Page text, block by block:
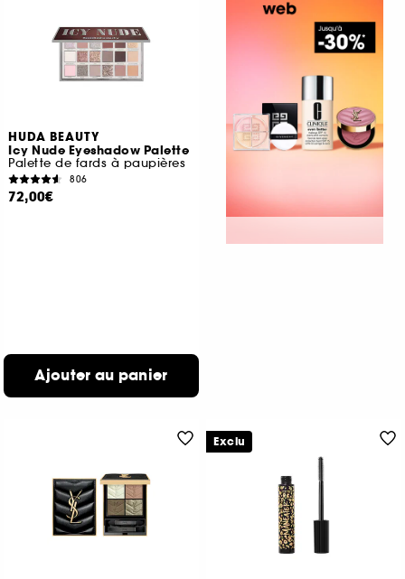
HUDA BEAUTY
Icy Nude Eyeshadow Palette
Palette de fards à paupières
806
72,00€
Ajouter au panier
Exclu